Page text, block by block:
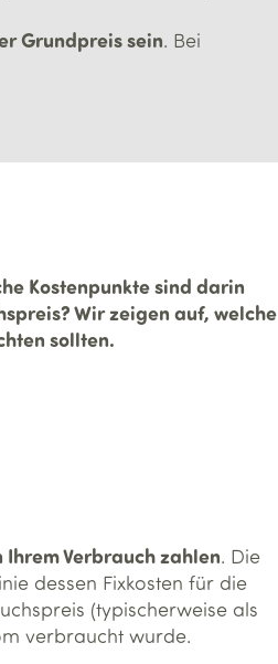
Grundpreis sein. Bei
Kostenpunkte sind darin
Wir zeigen auf, welche
sollten.
Verbrauch zahlen. Die
dessen Fixkosten für die
(typischerweise als
verbraucht wurde.